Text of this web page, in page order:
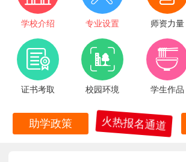
学校介绍 专业设置 师资力量
证书考取 校园环境 学生作品
助学政策 火热报名通道